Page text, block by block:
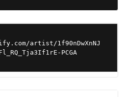
artist/1f90nDwXnNJ
PCGA